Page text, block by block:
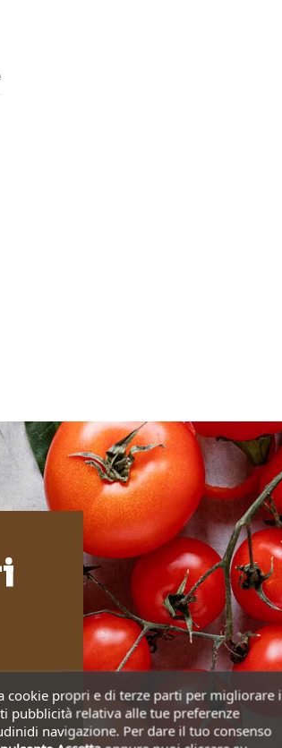
cookie propri e di terze parti per migliorare i
pubblicità relativa alle tue preferenze
navigazione. Per dare il tuo consenso